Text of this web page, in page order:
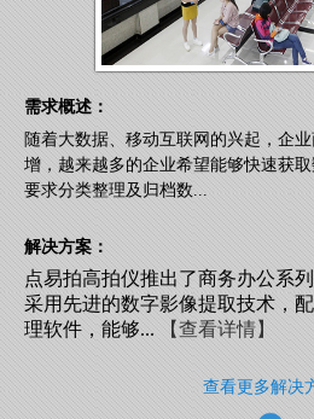
需求概述：
随着大数据、移动互联网的兴起，企
增，越来越多的企业希望能够快速获
要求分类整理及归档数...
解决方案：
点易拍高拍仪推出了商务办公系
采用先进的数字影像提取技术，
理软件，能够...【查看详情】
查看更多解决